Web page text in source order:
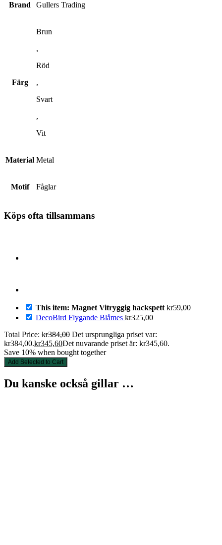
Brand Gullers Trading
Färg
Brun
,
Röd
,
Svart
,
Vit
Material Metal
Motif Fåglar
Köps ofta tillsammans
This item: Magnet Vitryggig hackspett kr59,00
DecoBird Flygande Blåmes kr325,00
Total Price: kr384,00 Det ursprungliga priset var:
kr384,00.kr345,60Det nuvarande priset är: kr345,60.
Save 10% when bought together
Add Selected to Cart
Du kanske också gillar …